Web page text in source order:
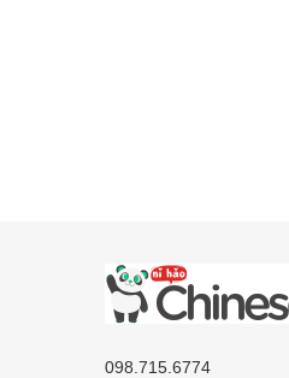
098.715.6774